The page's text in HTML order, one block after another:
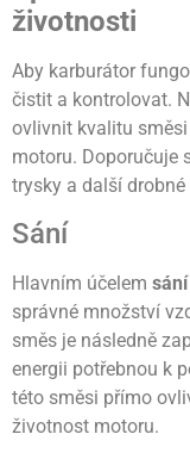
životnosti
Aby karburátor
čistit a kontrolovat.
ovlivnit kvalitu
motoru. Doporučuje
trysky a další
Sání
Hlavním účelem sání
správné množství
směs je následně
energii potřebnou k
této směsi přímo
životnost motoru.